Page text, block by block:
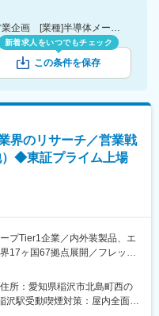
[職種]営業企画-経営企画・事業企画・営業企画 [業種]半導体メーカー-メーカー（機械・電気）業界 [年収]450万円～
新着求人をいつでもチェック
この条件を保存
界のリサーチ／営業戦
◆東証プライム上場
プTier1企業／内外装製品、エ
17ヶ国67拠点展開／フレック
所：愛知県稲沢市北島町西の
沢駅受動喫煙対策：屋内全面禁